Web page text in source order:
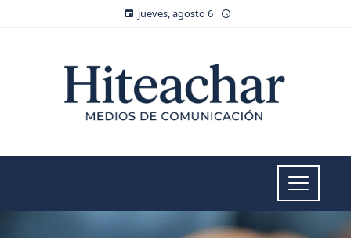
jueves, agosto 6